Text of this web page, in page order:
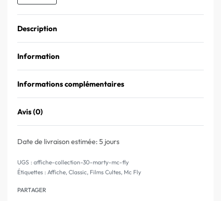
Description
Information
Informations complémentaires
Avis (0)
Date de livraison estimée: 5 jours
affiche-collection-30-marty-mc-fly
Étiquettes : Affiche, Classic, Films Cultes, Mc Fly
PARTAGER